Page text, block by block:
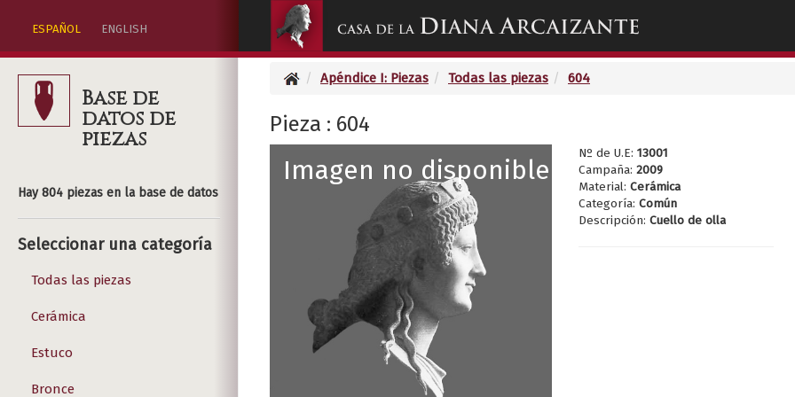
ESPAÑOL ENGLISH
Base de
datos de
piezas
Hay 804 piezas en la base de datos
Seleccionar una categoría
Todas las piezas
Cerámica
Estuco
Bronce
Apéndice I: Piezas Todas las piezas 604
Pieza : 604
Imagen no disponible
Nº de U.E:13001
Campaña:2009
Material:Cerámica
Categoría:Común
Descripción:Cuello de olla